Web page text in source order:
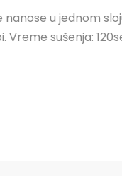
u jednom
sušenja: